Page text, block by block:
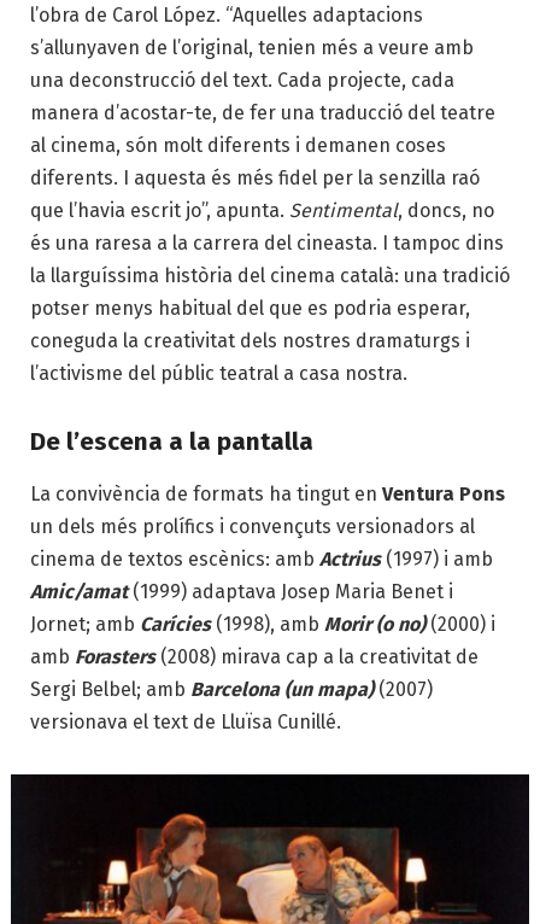
l’obra de Carol López. “Aquelles adaptacions
s’allunyaven de l’original, tenien més a veure amb
una deconstrucció del text. Cada projecte, cada
manera d’acostar-te, de fer una traducció del teatre
al cinema, són molt diferents i demanen coses
diferents. I aquesta és més fidel per la senzilla raó
que l’havia escrit jo”, apunta. Sentimental, doncs, no
és una raresa a la carrera del cineasta. I tampoc dins
la llarguíssima història del cinema català: una tradició
potser menys habitual del que es podria esperar,
coneguda la creativitat dels nostres dramaturgs i
l’activisme del públic teatral a casa nostra.
De l’escena a la pantalla
La convivència de formats ha tingut en Ventura Pons
un dels més prolífics i convençuts versionadors al
cinema de textos escènics: amb Actrius (1997) i amb
Amic/amat(1999) adaptava Josep Maria Benet i
Jornet; amb Carícies (1998), amb Morir (o no) (2000) i
amb Forasters (2008) mirava cap a la creativitat de
Sergi Belbel; amb Barcelona (un mapa)(2007)
versionava el text de Lluïsa Cunillé.